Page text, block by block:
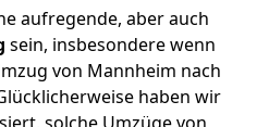
aufregende, aber auch
sein, insbesondere wenn
von Mannheim nach
haben wir